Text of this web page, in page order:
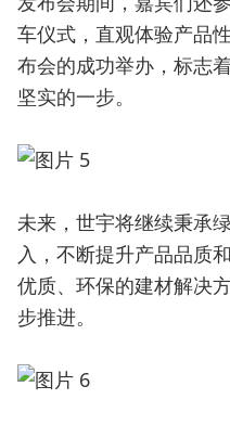
车仪式，直观体验产品
布会的成功举办，标志
坚实的一步。
未来，世宇将继续秉承
入，不断提升产品品质
优质、环保的建材解决
步推进。